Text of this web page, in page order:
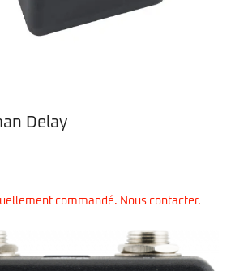
Delay
commandé. Nous contacter.